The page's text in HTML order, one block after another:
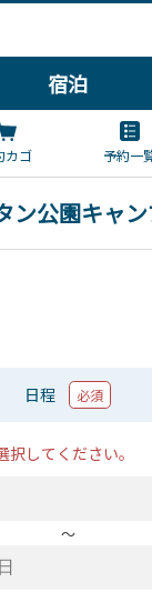
宿泊
カゴ 予約一
ン公園キャ
日程 必須
してください。
〜